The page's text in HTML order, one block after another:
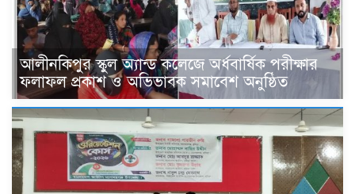
আলীনকিপুর স্কুল অ্যান্ড কলেজে অর্ধবার্ষিক পরীক্ষার
ফলাফল প্রকাশ ও অভিভাবক সমাবেশ অনুষ্ঠিত